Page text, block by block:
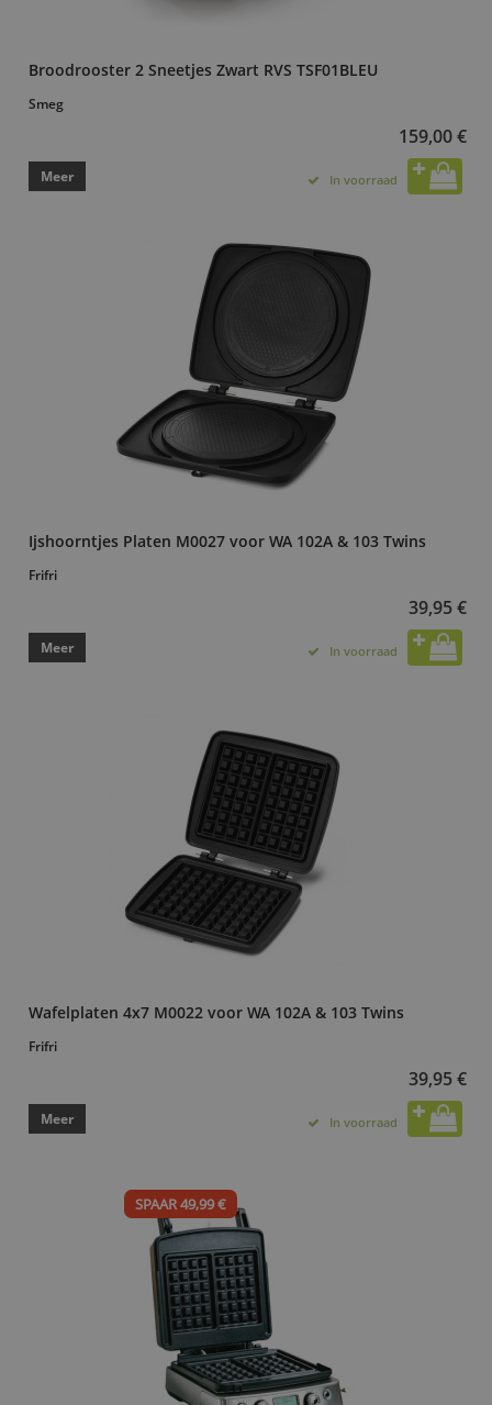
Broodrooster 2 Sneetjes Zwart RVS TSF01BLEU
Smeg
159,00 €
Meer In voorraad
Ijshoorntjes Platen M0027 voor WA 102A & 103 Twins
Frifri
39,95 €
Meer In voorraad
Wafelplaten 4x7 M0022 voor WA 102A & 103 Twins
Frifri
39,95 €
Meer In voorraad
SPAAR 49,99 €